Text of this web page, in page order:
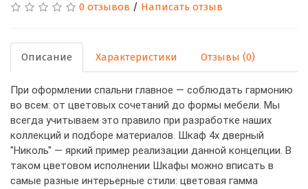
0 отзывов / Написать отзыв
Описание Характеристики Отзывы (0)
При оформлении спальни главное — соблюдать гармонию
во всем: от цветовых сочетаний до формы мебели. Мы
всегда учитываем это правило при разработке наших
коллекций и подборе материалов. Шкаф 4х дверный
"Николь" — яркий пример реализации данной концепции. В
таком цветовом исполнении Шкафы можно вписать в
самые разные интерьерные стили: цветовая гамма